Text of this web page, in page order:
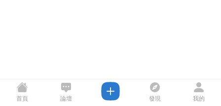
首頁 論壇 發現 我的